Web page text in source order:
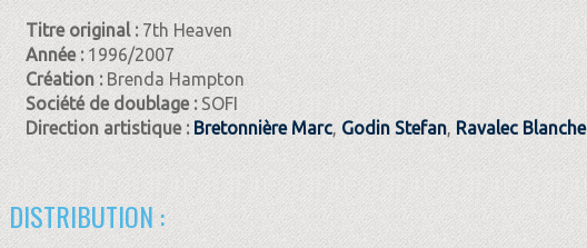
Titre original :7th Heaven
Année :1996/2007
Création :Brenda Hampton
Société de doublage :SOFI
Direction artistique : Bretonnière Marc, Godin Stefan,Ravalec Blanche
DISTRIBUTION :